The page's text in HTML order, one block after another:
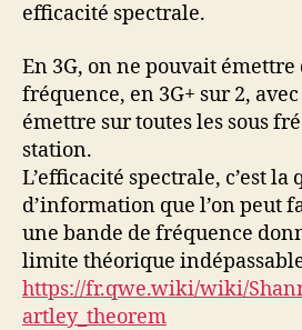
efficacité spectrale.
En 3G, on ne pouvait émettre
fréquence, en 3G+ sur 2,
émettre sur toutes les sous
station.
L’efficacité spectrale, c’est la
d’information que l’on peut
une bande de fréquence
limite théorique
https://fr.qwe.wiki/wiki/
artley_theorem